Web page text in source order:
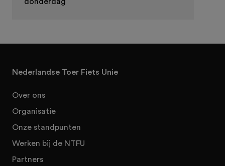
Nederlandse Toer Fiets Unie
Over ons
Organisatie
Onze standpunten
Werken bij de NTFU
Partners